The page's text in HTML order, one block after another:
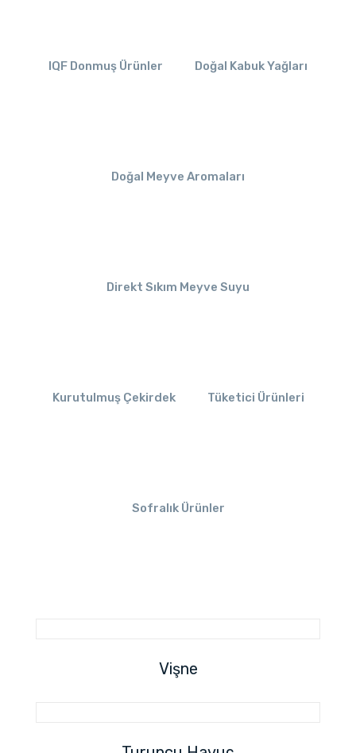
IQF Donmuş Ürünler Doğal Kabuk Yağları
Doğal Meyve Aromaları
Direkt Sıkım Meyve Suyu
Kurutulmuş Çekirdek Tüketici Ürünleri
Sofralık Ürünler
Vişne